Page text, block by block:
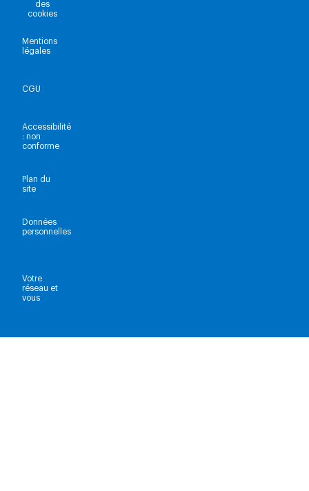
des
cookies
Mentions
légales
CGU
Accessibilité
: non
conforme
Plan du
site
Données
personnelles
Votre
réseau et
vous